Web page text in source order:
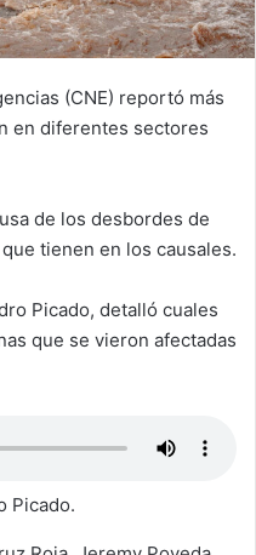
(CNE) reportó más
en diferentes sectores
de los desbordes de
tienen en los causales.
Picado, detalló cuales
que se vieron afectadas
Picado.